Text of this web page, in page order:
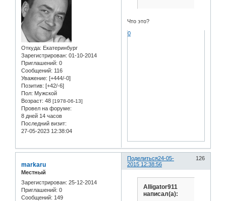
Откуда: Екатеринбург
Зарегистрирован: 01-10-2014
Приглашений: 0
Сообщений: 116
Уважение: [+444/-0]
Позитив: [+42/-6]
Пол: Мужской
Возраст: 48 [1978-06-13]
Провел на форуме:
8 дней 14 часов
Последний визит:
27-05-2023 12:38:04
Что это?
0
Поделиться 126
24-05-
2015 12:38:56
markaru
Местный
Зарегистрирован: 25-12-2014
Приглашений: 0
Сообщений: 149
Alligator911
написал(а):